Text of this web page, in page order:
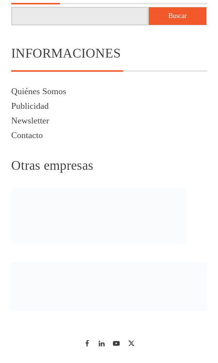
Buscar
INFORMACIONES
Quiénes Somos
Publicidad
Newsletter
Contacto
Otras empresas